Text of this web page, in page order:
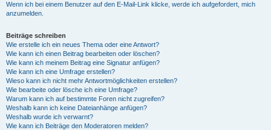
Wenn ich bei einem Benutzer auf den E-Mail-Link klicke, werde ich aufgefordert, mich
anzumelden.
Beiträge schreiben
Wie erstelle ich ein neues Thema oder eine Antwort?
Wie kann ich einen Beitrag bearbeiten oder löschen?
Wie kann ich meinem Beitrag eine Signatur anfügen?
Wie kann ich eine Umfrage erstellen?
Wieso kann ich nicht mehr Antwortmöglichkeiten erstellen?
Wie bearbeite oder lösche ich eine Umfrage?
Warum kann ich auf bestimmte Foren nicht zugreifen?
Weshalb kann ich keine Dateianhänge anfügen?
Weshalb wurde ich verwarnt?
Wie kann ich Beiträge den Moderatoren melden?